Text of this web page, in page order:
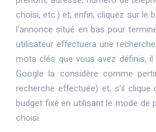
choisi, etc.) et, enfin, cliquez sur le
l’annonce situé en bas pour
utilisateur effectuera une
mots clés que vous avez définis,
Google la considère comme
recherche effectuée) et, s’il
budget fixé en utilisant le mode de
choisi.